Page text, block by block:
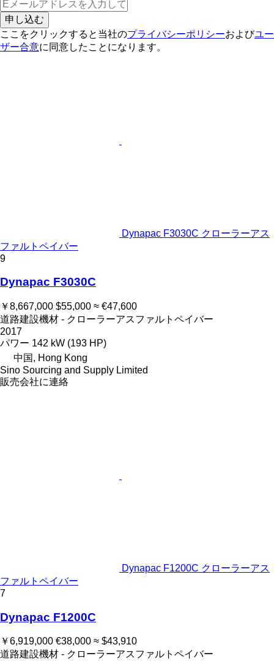
申し込む
ここをクリックすると当社のプライバシーポリシーおよびユー
ザー合意に同意したことになります。
Dynapac F3030C クローラーアス
ファルトペイバー
9
Dynapac F3030C
￥8,667,000 $55,000 ≈ €47,600
道路建設機材 - クローラーアスファルトペイバー
2017
パワー 142 kW (193 HP)
中国, Hong Kong
Sino Sourcing and Supply Limited
販売会社に連絡
Dynapac F1200C クローラーアス
ファルトペイバー
7
Dynapac F1200C
￥6,919,000 €38,000 ≈ $43,910
道路建設機材 - クローラーアスファルトペイバー